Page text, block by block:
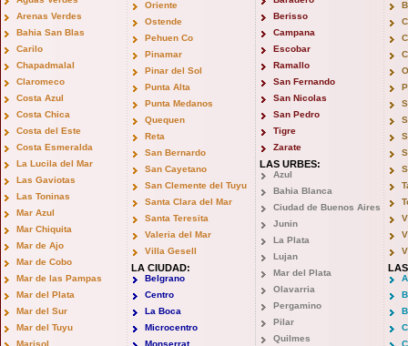
Arenas Verdes
Bahia San Blas
Carilo
Chapadmalal
Claromeco
Costa Azul
Costa Chica
Costa del Este
Costa Esmeralda
La Lucila del Mar
Las Gaviotas
Las Toninas
Mar Azul
Mar Chiquita
Mar de Ajo
Mar de Cobo
Mar de las Pampas
Mar del Plata
Mar del Sur
Mar del Tuyu
Marisol
Oriente
Ostende
Pehuen Co
Pinamar
Pinar del Sol
Punta Alta
Punta Medanos
Quequen
Reta
San Bernardo
San Cayetano
San Clemente del Tuyu
Santa Clara del Mar
Santa Teresita
Valeria del Mar
Villa Gesell
LA CIUDAD:
Belgrano
Centro
La Boca
Microcentro
Monserrat
Berisso
Campana
Escobar
Ramallo
San Fernando
San Nicolas
San Pedro
Tigre
Zarate
LAS URBES:
Azul
Bahia Blanca
Ciudad de Buenos Aires
Junin
La Plata
Lujan
Mar del Plata
Olavarria
Pergamino
Pilar
Quilmes